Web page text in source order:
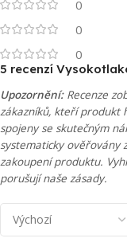
0
0
0
5 recenzí
Upozornění:Recenze
zákazníků, kteří produkt
spojeny se skutečným
systematicky ověřovány
zakoupení produktu.
porušují naše zásady.